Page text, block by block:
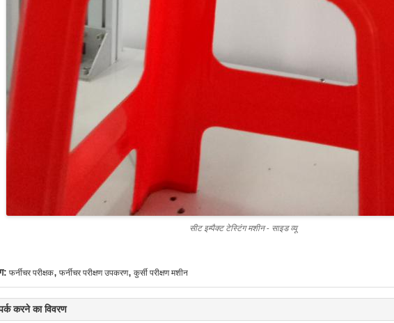
सीट इम्पैक्ट टेस्टिंग मशीन - साइड व्यू
फर्नीचर परीक्षक, फर्नीचर परीक्षण उपकरण, कुर्सी परीक्षण मशीन
करने का विवरण